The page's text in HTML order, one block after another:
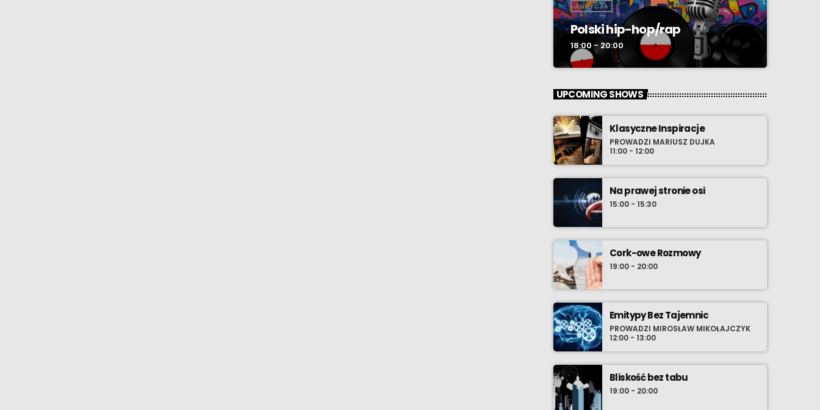
AUDYCJA
Polski hip-hop/rap
18:00 - 20:00
UPCOMING SHOWS
Klasyczne Inspiracje
PROWADZI MARIUSZ DUJKA
11:00 - 12:00
Na prawej stronie osi
15:00 - 15:30
Cork-owe Rozmowy
19:00 - 20:00
Emitypy Bez Tajemnic
PROWADZI MIROSŁAW MIKOŁAJCZYK
12:00 - 13:00
Bliskość bez tabu
19:00 - 20:00